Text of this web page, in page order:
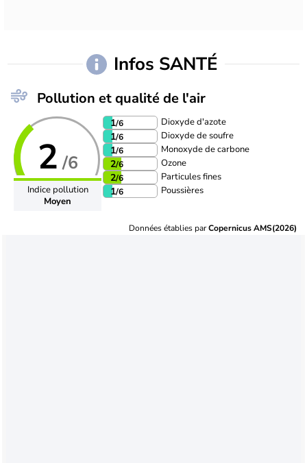
Infos SANTÉ
Pollution et qualité de l'air
2 /6
Indice pollution
Moyen
1/6 Dioxyde d'azote
1/6 Dioxyde de soufre
1/6 Monoxyde de carbone
2/6 Ozone
2/6 Particules fines
1/6 Poussières
Données établies parCopernicus AMS(2026)